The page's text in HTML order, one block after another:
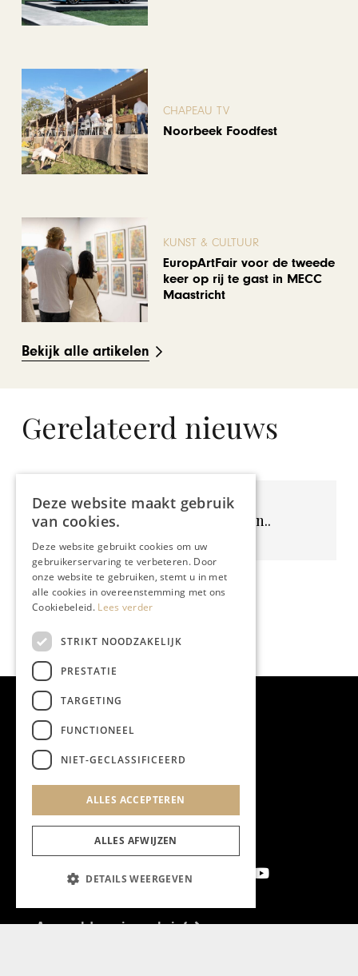
CHAPEAU TV
Noorbeek Foodfest
KUNST & CULTUUR
EuropArtFair voor de tweede
keer op rij te gast in MECC
Maastricht
Bekijk alle artikelen
Gerelateerd nieuws
Geen resultaten gevonden..
Aanmelden nieuwsbrief
Deze website maakt gebruik
van cookies.
Deze website gebruikt cookies om uw
gebruikerservaring te verbeteren. Door
onze website te gebruiken, stemt u in met
alle cookies in overeenstemming met ons
Cookiebeleid. Lees verder
STRIKT NOODZAKELIJK
PRESTATIE
TARGETING
FUNCTIONEEL
NIET-GECLASSIFICEERD
ALLES ACCEPTEREN
ALLES AFWIJZEN
DETAILS WEERGEVEN